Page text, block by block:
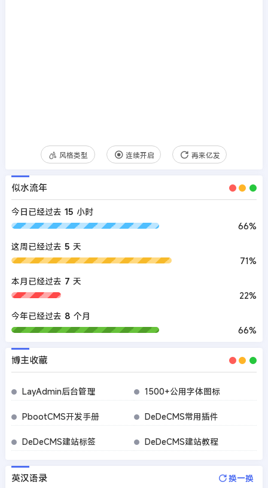
风格类型 连续开启 再来亿发
似水流年
今日已经过去 15 小时
66%
这周已经过去 5 天
71%
本月已经过去 7 天
22%
今年已经过去 8 个月
66%
博主收藏
LayAdmin后台管理 1500+公用字体图标
PbootCMS开发手册 DeDeCMS常用插件
DeDeCMS建站标签 DeDeCMS建站教程
英汉语录 换一换